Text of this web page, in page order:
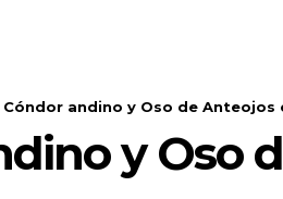
Cóndor andino y Oso de
y Oso